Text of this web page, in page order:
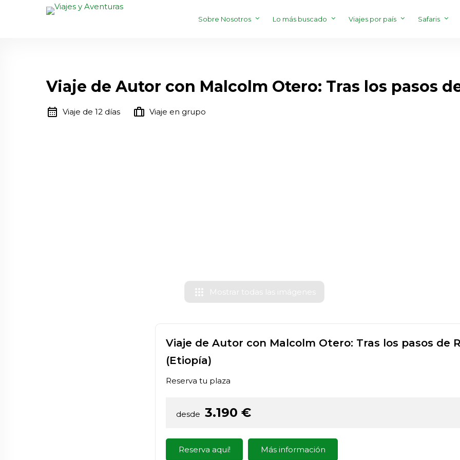
Sobre Nosotros Lo más buscado Viajes por país Safaris
Viaje de Autor con Malcolm Otero: Tras los pasos
calendar_month Viaje de 12 días trip Viaje en grupo
apps Mostrar todas las imágenes
Viaje de Autor con Malcolm Otero: Tras los pasos de
(Etiopía)
Reserva tu plaza
desde 3.190 €
Reserva aquí! Más información